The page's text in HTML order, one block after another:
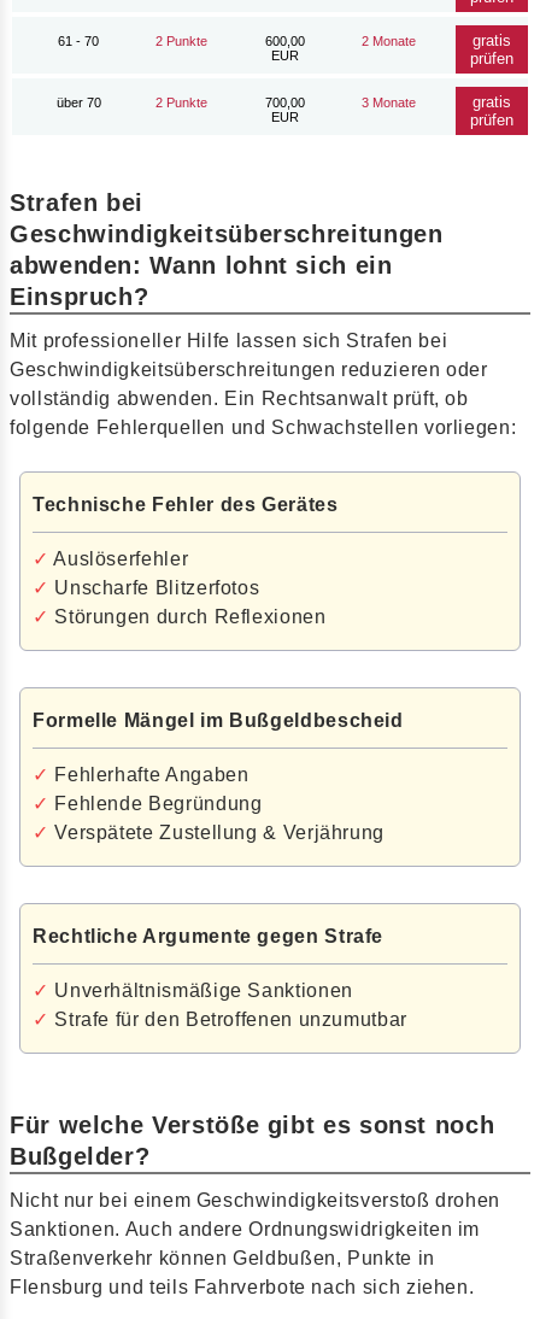
61 - 70 2 Punkte
600,00
EUR
2 Monate
gratis
prüfen
über 70 2 Punkte
700,00
EUR
3 Monate
gratis
prüfen
Strafen bei
Geschwindigkeitsüberschreitungen
abwenden: Wann lohnt sich ein
Einspruch?
Mit professioneller Hilfe lassen sich Strafen bei
Geschwindigkeitsüberschreitungen reduzieren oder
vollständig abwenden. Ein Rechtsanwalt prüft, ob
folgende Fehlerquellen und Schwachstellen vorliegen:
Technische Fehler des Gerätes
✓ Auslöserfehler
✓ Unscharfe Blitzerfotos
✓ Störungen durch Reflexionen
Formelle Mängel im Bußgeldbescheid
✓ Fehlerhafte Angaben
✓ Fehlende Begründung
✓ Verspätete Zustellung & Verjährung
Rechtliche Argumente gegen Strafe
✓ Unverhältnismäßige Sanktionen
✓ Strafe für den Betroffenen unzumutbar
Für welche Verstöße gibt es sonst noch
Bußgelder?
Nicht nur bei einem Geschwindigkeitsverstoß drohen
Sanktionen. Auch andere Ordnungswidrigkeiten im
Straßenverkehr können Geldbußen, Punkte in
Flensburg und teils Fahrverbote nach sich ziehen.